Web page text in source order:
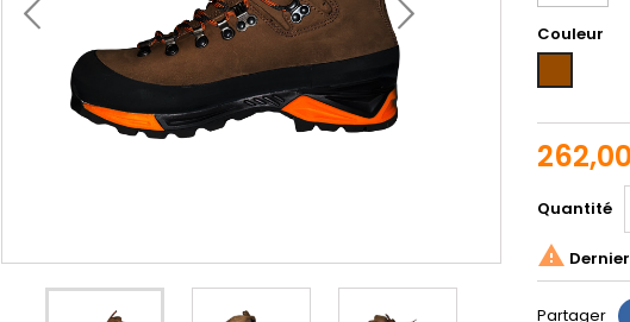
Couleur
Quantité

Partager